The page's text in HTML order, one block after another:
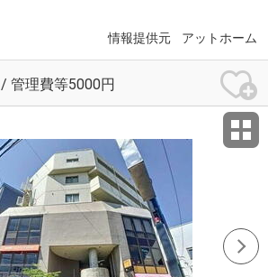
情報提供元 アットホーム
/ 管理費等5000円